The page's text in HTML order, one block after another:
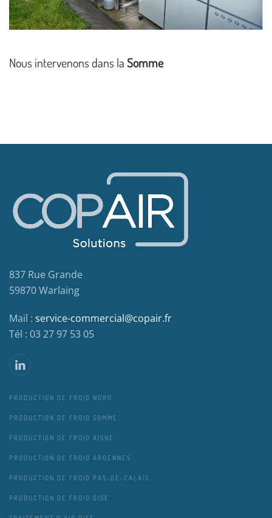
Nous intervenons dans laSomme
837 Rue Grande
59870 Warlaing
Mail : service-commercial@copair.fr
Tél : 03 27 97 53 05
PRODUCTION DE FROID NORD
PRODUCTION DE FROID SOMME
PRODUCTION DE FROID AISNE
PRODUCTION DE FROID ARDENNES
PRODUCTION DE FROID PAS-DE-CALAIS
PRODUCTION DE FROID OISE